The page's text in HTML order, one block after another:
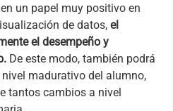
un papel muy positivo en
de datos, el
el desempeño y
De este modo, también podrá
madurativo del alumno,
tantos cambios a nivel